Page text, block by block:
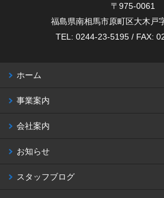
〒975-0061
福島県南相馬市原町区大木戸
TEL: 0244-23-5195 / FAX:
ホーム
事業案内
会社案内
お知らせ
スタッフブログ